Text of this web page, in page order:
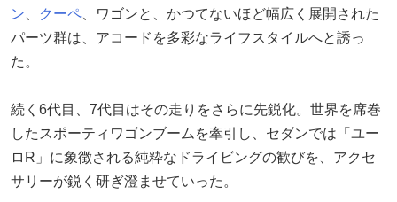
ン
クーペ 、ワゴンと、かつてないほど幅広く展開された
パーツ群は、アコードを多彩なライフスタイルへと誘っ
た。
続く6代目、7代目はその走りをさらに先鋭化。世界を席巻
したスポーティワゴンブームを牽引し、セダンでは「ユー
ロR」に象徴される純粋なドライビングの歓びを、アクセ
サリーが鋭く研ぎ澄ませていった。